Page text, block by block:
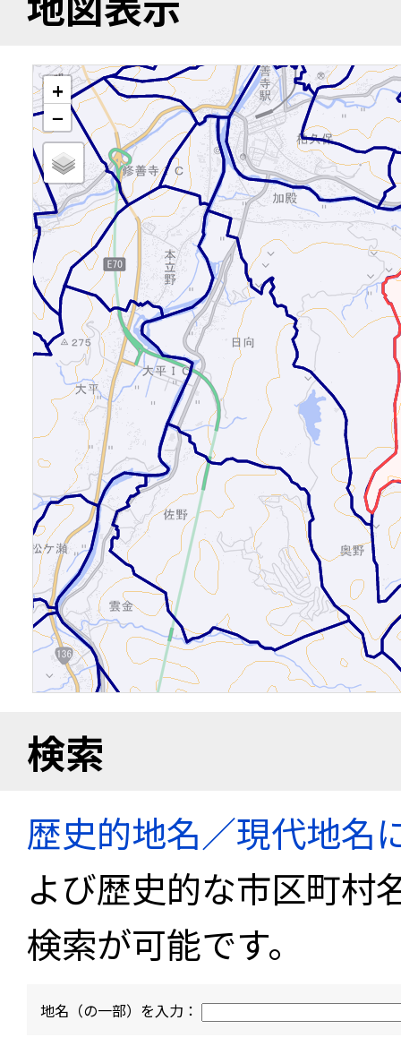
+
−
検索
歴史的地名／現代地名
よび歴史的な市区町村
検索が可能です。
地名（の一部）を入力：